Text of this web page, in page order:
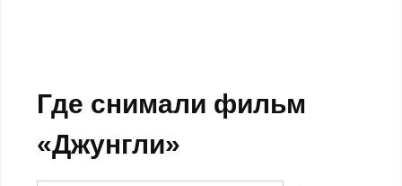
Где снимали фильм
«Джунгли»